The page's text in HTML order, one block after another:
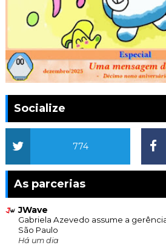
Socialize
774
As parcerias
JWave
Gabriela Azevedo assume a
São Paulo
Há um dia